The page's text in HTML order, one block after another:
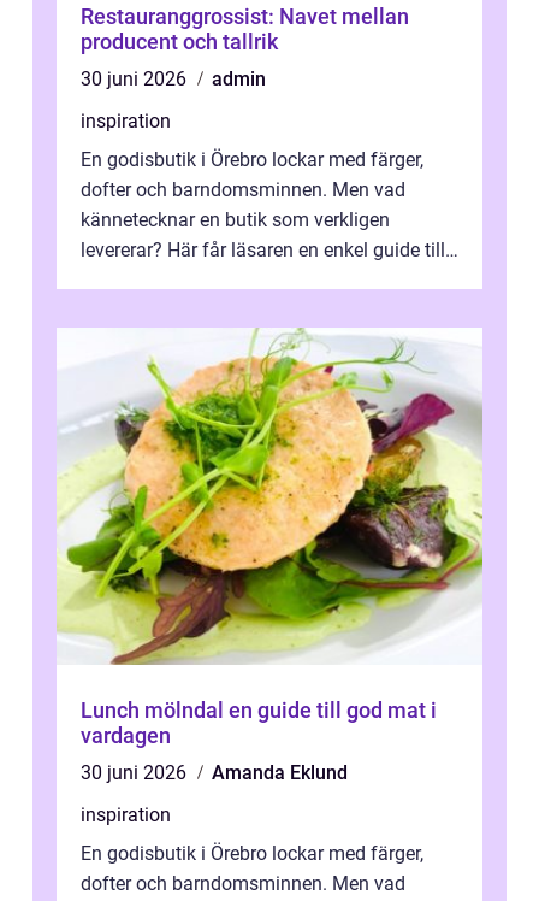
Restauranggrossist: Navet mellan
producent och tallrik
30 juni 2026
admin
inspiration
En godisbutik i Örebro lockar med färger,
dofter och barndomsminnen. Men vad
kännetecknar en butik som verkligen
levererar? Här får läsaren en enkel guide till
Lunch mölndal en guide till god mat i
vardagen
30 juni 2026
Amanda Eklund
inspiration
En godisbutik i Örebro lockar med färger,
dofter och barndomsminnen. Men vad